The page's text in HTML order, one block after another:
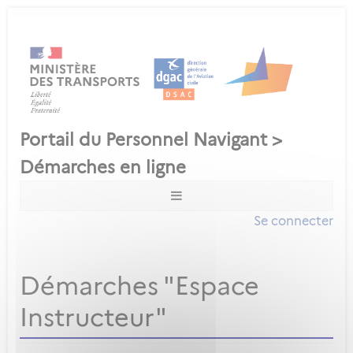
Se connecter
Démarches "Espace
Instructeur"